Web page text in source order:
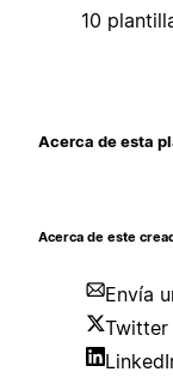
10
Acerca de esta
Acerca de este
Envía
Twitter